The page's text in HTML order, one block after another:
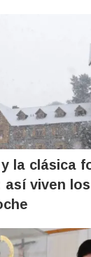
la clásica
así viven